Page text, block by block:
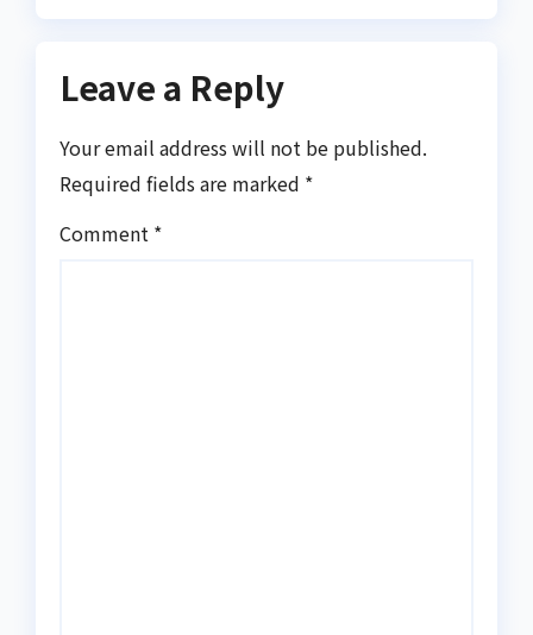
Leave a Reply
Your email address will not be published.
Required fields are marked *
Comment *